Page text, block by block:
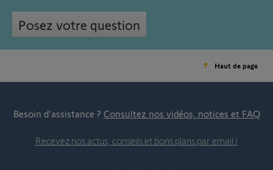
Posez votre question
Haut de page
Besoin d’assistance ? Consultez nos vidéos, notices et FAQ
Recevez nos actus, conseils et bons plans par email !